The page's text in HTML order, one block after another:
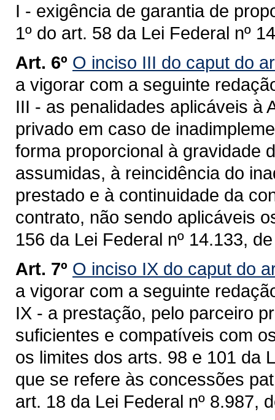
I - exigência de garantia de
1º do art. 58 da Lei Federal nº
Art. 6º O inciso III do caput do
a vigorar com a seguinte
III - as penalidades aplicáveis à
privado em caso de
forma proporcional à gravidade
assumidas, à reincidência do
prestado e à continuidade da
contrato, não sendo aplicáveis
156 da Lei Federal nº 14.133,
Art. 7º O inciso IX do caput do
a vigorar com a seguinte
IX - a prestação, pelo parceiro
suficientes e compatíveis com
os limites dos arts. 98 e 101 da
que se refere às concessões
art. 18 da Lei Federal nº 8.987,